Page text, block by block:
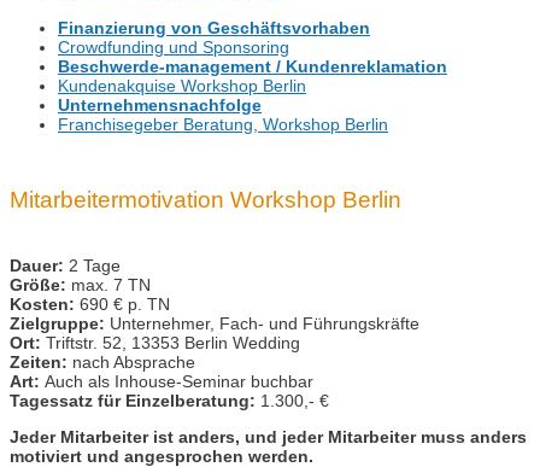
Finanzierung von Geschäftsvorhaben
Crowdfunding und Sponsoring
Beschwerde-management / Kundenreklamation
Kundenakquise Workshop Berlin
Unternehmensnachfolge
Franchisegeber Beratung, Workshop Berlin
Mitarbeitermotivation Workshop Berlin
Dauer: 2 Tage
Größe: max. 7 TN
Kosten: 690 € p. TN
Zielgruppe: Unternehmer, Fach- und Führungskräfte
Ort: Triftstr. 52, 13353 Berlin Wedding
Zeiten: nach Absprache
Art: Auch als Inhouse-Seminar buchbar
Tagessatz für Einzelberatung: 1.300,- €
Jeder Mitarbeiter ist anders, und jeder Mitarbeiter muss anders
motiviert und angesprochen werden.